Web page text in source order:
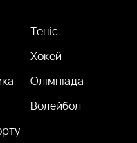
Теніс
Хокей
Олімпіада
Волейбол